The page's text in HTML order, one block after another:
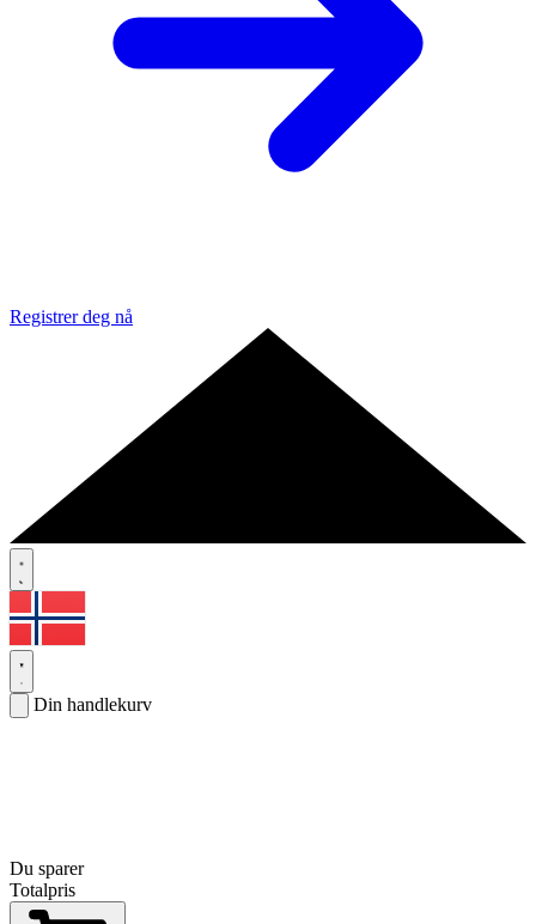
Registrer deg nå
Din handlekurv
Du sparer
Totalpris